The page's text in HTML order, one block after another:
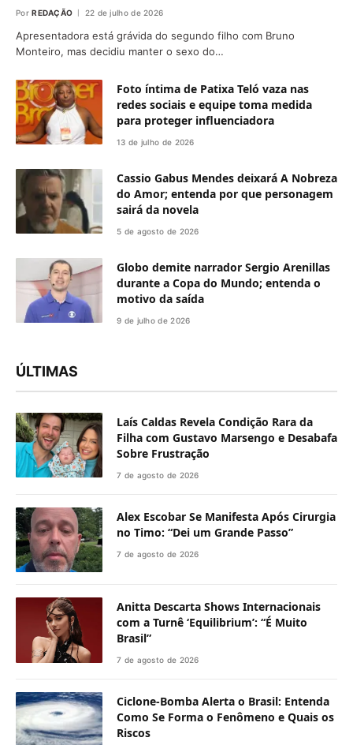
Por REDAÇÃO 22 de julho de 2026
Apresentadora está grávida do segundo filho com Bruno
Monteiro, mas decidiu manter o sexo do…
Foto íntima de Patixa Teló vaza nas
redes sociais e equipe toma medida
para proteger influenciadora
13 de julho de 2026
Cassio Gabus Mendes deixará A Nobreza
do Amor; entenda por que personagem
sairá da novela
5 de agosto de 2026
Globo demite narrador Sergio Arenillas
durante a Copa do Mundo; entenda o
motivo da saída
9 de julho de 2026
ÚLTIMAS
Laís Caldas Revela Condição Rara da
Filha com Gustavo Marsengo e Desabafa
Sobre Frustração
7 de agosto de 2026
Alex Escobar Se Manifesta Após Cirurgia
no Timo: “Dei um Grande Passo”
7 de agosto de 2026
Anitta Descarta Shows Internacionais
com a Turnê ‘Equilibrium’: “É Muito
Brasil”
7 de agosto de 2026
Ciclone-Bomba Alerta o Brasil: Entenda
Como Se Forma o Fenômeno e Quais os
Riscos